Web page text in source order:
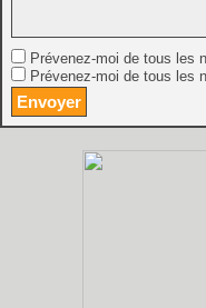
Prévenez-moi de tous les
Prévenez-moi de tous les